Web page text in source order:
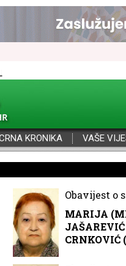
KRONIKA VAŠE
Obavijest o
MARIJA
CRNKOVIĆ